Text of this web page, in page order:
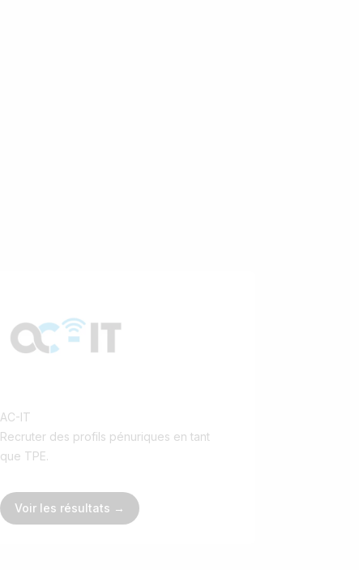
AC-IT
Recruter des profils pénuriques en tant
que TPE.
Voir les résultats →